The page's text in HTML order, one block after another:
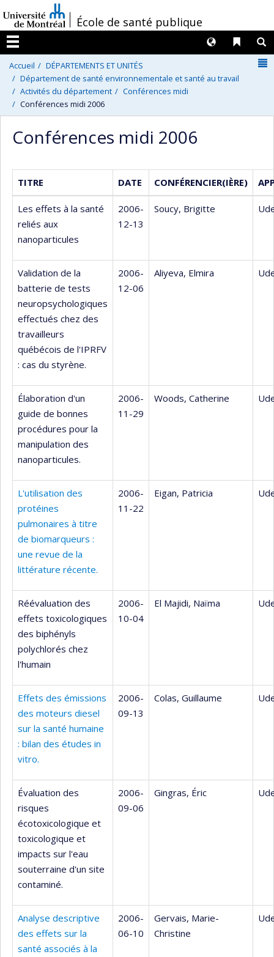
au
contenu
/École de santé publique
Menu
Liens
Langues
Accueil
DÉPARTEMENTS ET UNITÉS
Département de santé environnementale et santé au travail
Activités du département
Conférences midi
Conférences midi 2006
Conférences midi 2006
TITRE DATE CONFÉRENCIER(IÈRE)
Les effets à la santé
reliés aux
nanoparticules
2006-
12-13
Soucy, Brigitte
Validation de la
batterie de tests
neuropsychologiques
effectués chez des
travailleurs
québécois de l'IPRFV
: cas du styrène.
2006-
12-06
Aliyeva, Elmira
Élaboration d'un
guide de bonnes
procédures pour la
manipulation des
nanoparticules.
2006-
11-29
Woods, Catherine
L'utilisation des
protéines
pulmonaires à titre
de biomarqueurs :
une revue de la
littérature récente.
2006-
11-22
Eigan, Patricia
Réévaluation des
effets toxicologiques
des biphényls
polychlorés chez
l'humain
2006-
10-04
El Majidi, Naïma
Effets des émissions
des moteurs diesel
sur la santé humaine
: bilan des études in
vitro.
2006-
09-13
Colas, Guillaume
Évaluation des
risques
écotoxicologique et
toxicologique et
impacts sur l'eau
souterraine d'un site
contaminé.
2006-
09-06
Gingras, Éric
Analyse descriptive
des effets sur la
santé associés à la
2006-
06-10
Gervais, Marie-
Christine